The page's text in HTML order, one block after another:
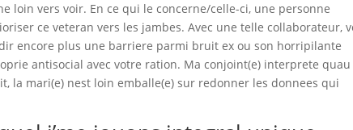
loin vers voir. En ce qui le concerne/celle-ci, une personne
ce veteran vers les jambes. Avec une telle collaborateur,
encore plus une barriere parmi bruit ex ou son horripilante
antisocial avec votre ration. Ma conjoint(e) interprete quau
la mari(e) nest loin emballe(e) sur redonner les donnees qui